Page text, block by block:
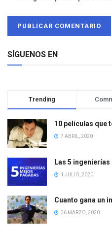
SÍGUENOS EN
Trending
10 películas que
7 ABRIL, 2020
Las 5
1 JULIO, 2020
Cuanto gana un
26 MARZO, 2020